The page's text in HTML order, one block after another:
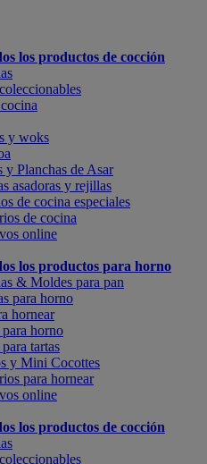
los productos de cocción
y woks
y Planchas de Asar
asadoras y rejillas
de cocina especiales
de cocina
online
los productos para horno
& Moldes para pan
para horno
hornear
horno
tartas
y Mini Cocottes
para hornear
online
los productos de cocción